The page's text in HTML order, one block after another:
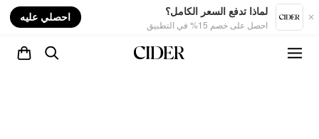
لماذا تدفع السعر الكامل؟
احصل على خصم 15% في التطبيق
احصلي عليه